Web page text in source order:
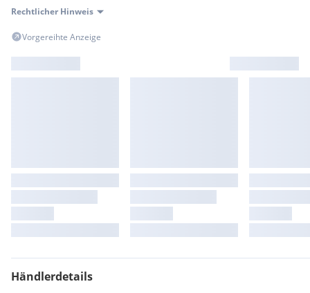
Kurvenbremskontrolle (CBC)
ECO-Daten Anzeige
2 Getränkehalter vorne
1x 12V in der zweiten Sitzreihe - 1x 12V im Laderaum
Beifahrersitz, 10-fach verstellbar,
Fußgängerschutzsystem
Großer AdBlue-Tank
Großer Kraftstofftank
Innentürgriffe vorne mit separaten Verriegelungsschaltern
Land Rover Oval auf dem Kühlergrill
Rechtlicher Hinweis
Vorgereihte Anzeige
Händlerdetails